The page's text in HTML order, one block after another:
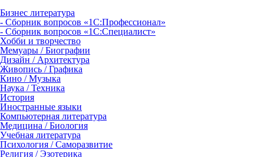
Бизнес литература
- Сборник вопросов «1С:Профессионал»
- Сборник вопросов «1С:Специалист»
Хобби и творчество
Мемуары / Биографии
Дизайн / Архитектура
Живопись / Графика
Кино / Музыка
Наука / Техника
История
Иностранные языки
Компьютерная литература
Медицина / Биология
Учебная литература
Психология / Саморазвитие
Религия / Эзотерика